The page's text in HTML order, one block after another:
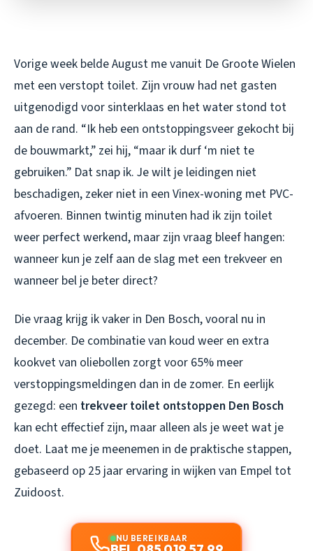
Vorige week belde August me vanuit De Groote Wielen
met een verstopt toilet. Zijn vrouw had net gasten
uitgenodigd voor sinterklaas en het water stond tot
aan de rand. “Ik heb een ontstoppingsveer gekocht bij
de bouwmarkt,” zei hij, “maar ik durf ‘m niet te
gebruiken.” Dat snap ik. Je wilt je leidingen niet
beschadigen, zeker niet in een Vinex-woning met PVC-
afvoeren. Binnen twintig minuten had ik zijn toilet
weer perfect werkend, maar zijn vraag bleef hangen:
wanneer kun je zelf aan de slag met een trekveer en
wanneer bel je beter direct?
Die vraag krijg ik vaker in Den Bosch, vooral nu in
december. De combinatie van koud weer en extra
kookvet van oliebollen zorgt voor 65% meer
verstoppingsmeldingen dan in de zomer. En eerlijk
gezegd: een trekveer toilet ontstoppen Den Bosch
kan echt effectief zijn, maar alleen als je weet wat je
doet. Laat me je meenemen in de praktische stappen,
gebaseerd op 25 jaar ervaring in wijken van Empel tot
Zuidoost.
NU BEREIKBAAR